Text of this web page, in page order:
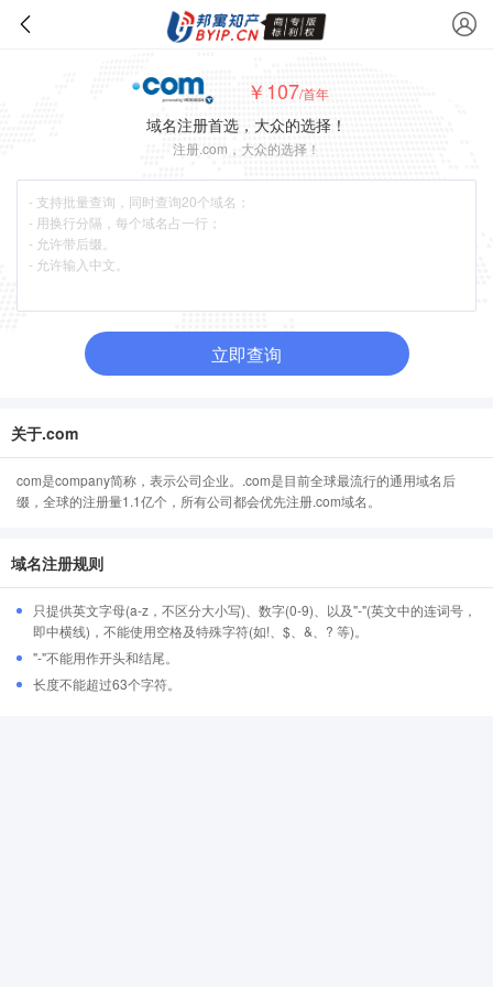
￥107/首年
域名注册首选，大众的选择！
注册.com，大众的选择！
立即查询
关于.com
com是company简称，表示公司企业。.com是目前全球最流行的通用域名后
缀，全球的注册量1.1亿个，所有公司都会优先注册.com域名。
域名注册规则
只提供英文字母(a-z，不区分大小写)、数字(0-9)、以及"-"(英文中的连词号，
即中横线)，不能使用空格及特殊字符(如!、$、&、? 等)。
"-"不能用作开头和结尾。
长度不能超过63个字符。